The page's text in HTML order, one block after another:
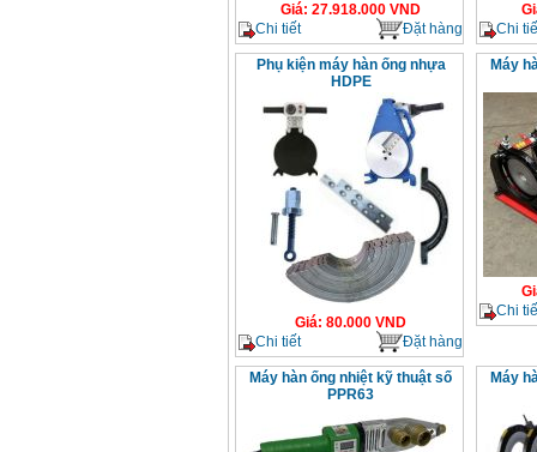
Giá: 27.918.000 VND
Chi tiết
Đặt hàng
Chi
Phụ kiện máy hàn ống nhựa
HDPE
Giá: 80.000 VND
Chi tiết
Đặt hàng
Máy
Chi
Máy hàn ống nhiệt kỹ thuật số
PPR63
Máy